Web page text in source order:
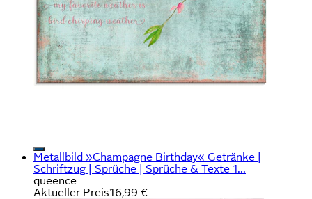
Metallbild »Champagne Birthday« Getränke |
Schriftzug | Sprüche | Sprüche & Texte 1...
queence
Aktueller Preis16,99 €